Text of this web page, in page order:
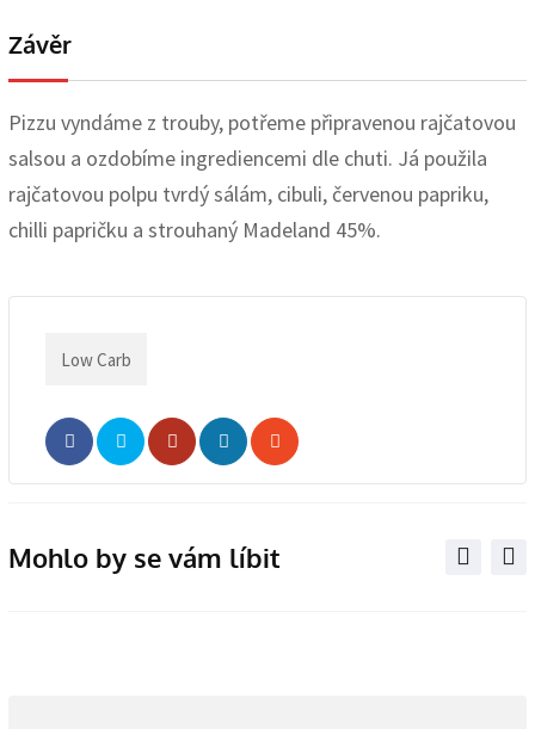
Závěr
Pizzu vyndáme z trouby, potřeme připravenou rajčatovou
salsou a ozdobíme ingrediencemi dle chuti. Já použila
rajčatovou polpu tvrdý sálám, cibuli, červenou papriku,
chilli papričku a strouhaný Madeland 45%.
Low Carb
WhatsappShare
Print
Mohlo by se vám líbit